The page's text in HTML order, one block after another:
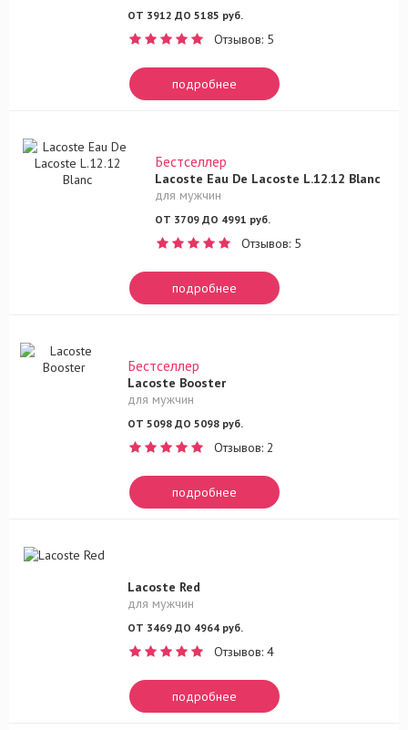
ОТ 3912 ДО 5185 руб.
Отзывов: 5
подробнее
Бестселлер
Lacoste Eau De Lacoste L.12.12 Blanc
для мужчин
ОТ 3709 ДО 4991 руб.
Отзывов: 5
подробнее
Бестселлер
Lacoste Booster
для мужчин
ОТ 5098 ДО 5098 руб.
Отзывов: 2
подробнее
Lacoste Red
для мужчин
ОТ 3469 ДО 4964 руб.
Отзывов: 4
подробнее